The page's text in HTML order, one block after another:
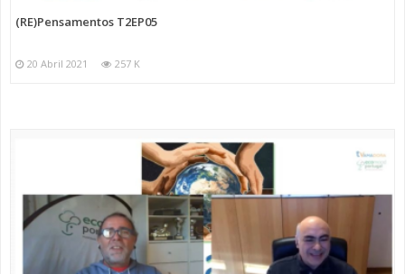
(RE)Pensamentos T2EP05
20 Abril 2021 257 K